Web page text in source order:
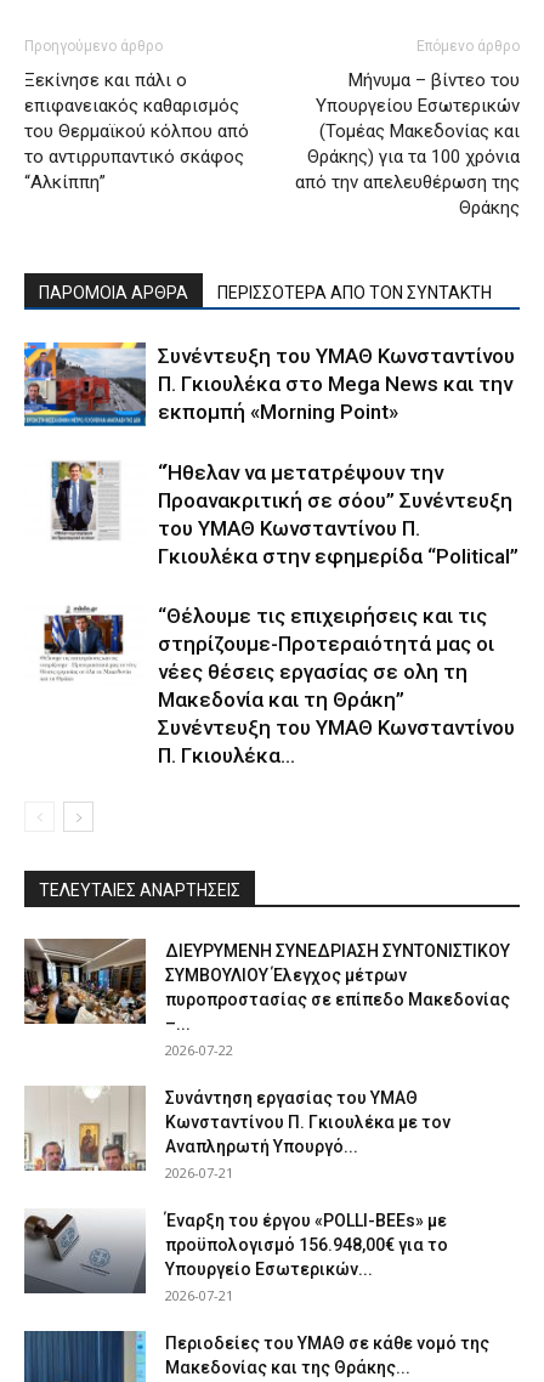
Προηγούμενο άρθρο
Ξεκίνησε και πάλι ο
επιφανειακός καθαρισμός
του Θερμαϊκού κόλπου από
το αντιρρυπαντικό σκάφος
“Αλκίππη”
Επόμενο άρθρο
Μήνυμα – βίντεο του
Υπουργείου Εσωτερικών
(Τομέας Μακεδονίας και
Θράκης) για τα 100 χρόνια
από την απελευθέρωση της
Θράκης
ΠΑΡΟΜΟΙΑ ΑΡΘΡΑ ΠΕΡΙΣΣΟΤΕΡΑ ΑΠΟ ΤΟΝ ΣΥΝΤΑΚΤΗ
Συνέντευξη του ΥΜΑΘ Κωνσταντίνου
Π. Γκιουλέκα στο Mega News και την
εκπομπή «Morning Point»
“Ήθελαν να μετατρέψουν την
Προανακριτική σε σόου” Συνέντευξη
του ΥΜΑΘ Κωνσταντίνου Π.
Γκιουλέκα στην εφημερίδα “Political”
“Θέλουμε τις επιχειρήσεις και τις
στηρίζουμε-Προτεραιότητά μας οι
νέες θέσεις εργασίας σε ολη τη
Μακεδονία και τη Θράκη”
Συνέντευξη του ΥΜΑΘ Κωνσταντίνου
Π. Γκιουλέκα...
ΤΕΛΕΥΤΑΙΕΣ ΑΝΑΡΤΗΣΕΙΣ
ΔΙΕΥΡΥΜΕΝΗ ΣΥΝΕΔΡΙΑΣΗ ΣΥΝΤΟΝΙΣΤΙΚΟΥ
ΣΥΜΒΟΥΛΙΟΥ Έλεγχος μέτρων
πυροπροστασίας σε επίπεδο Μακεδονίας
–...
2026-07-22
Συνάντηση εργασίας του ΥΜΑΘ
Κωνσταντίνου Π. Γκιουλέκα με τον
Αναπληρωτή Υπουργό...
2026-07-21
Έναρξη του έργου «POLLI-BEEs» με
προϋπολογισμό 156.948,00€ για το
Υπουργείο Εσωτερικών...
2026-07-21
Περιοδείες του ΥΜΑΘ σε κάθε νομό της
Μακεδονίας και της Θράκης...